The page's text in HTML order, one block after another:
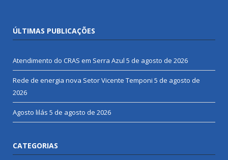
ÚLTIMAS PUBLICAÇÕES
Atendimento do CRAS em Serra Azul 5 de agosto de 2026
Rede de energia nova Setor Vicente Temponi 5 de agosto de
2026
Agosto lilás 5 de agosto de 2026
CATEGORIAS